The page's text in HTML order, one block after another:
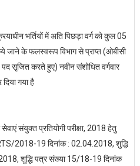
भर्तियों में अति पिछड़ा वर्ग को कुल 05
जाने के फलस्वरूप विभाग से प्राप्त (ओबीसी
सृजित करते हुए) नवीन संशोधित वर्गवार
गया है
संयुक्त प्रतियोगी परीक्षा, 2018 हेतु
2018-19 दिनांक : 02.04.2018, शुद्धि
शुद्धि पत्र संख्या 15/18-19 दिनांक